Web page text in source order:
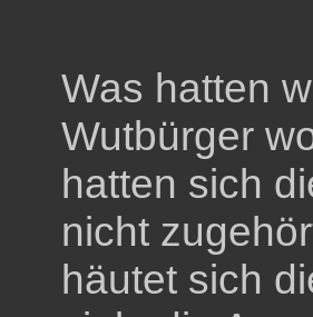
Was hatten
Wutbürger
hatten sich
nicht
häutet sich